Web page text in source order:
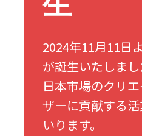
2024年11月11日
が誕生いたしま
日本市場のクリ
ザーに貢献する
いります。